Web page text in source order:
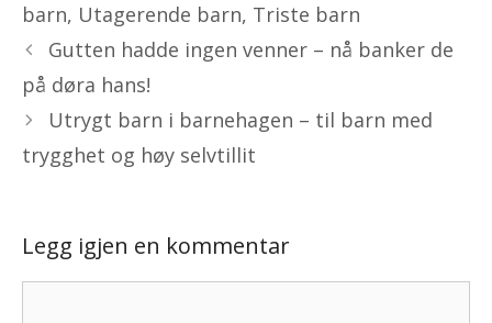
barn, Utagerende barn, Triste barn
Gutten hadde ingen venner – nå banker de
på døra hans!
Utrygt barn i barnehagen – til barn med
trygghet og høy selvtillit
Legg igjen en kommentar